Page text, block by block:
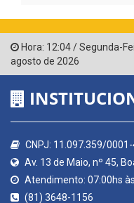
Hora: 12:04/Segunda-
agosto de 2026
CNPJ: 11.097.359/
Av. 13 de Maio, nº 45,
Atendimento: 07:00hs
(81) 3648-1156